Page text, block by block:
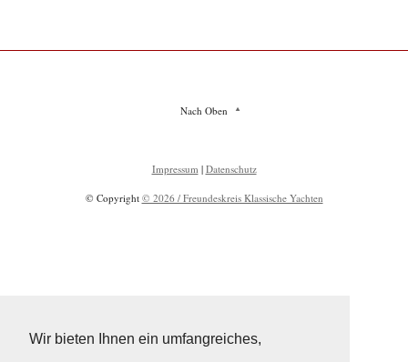
Wir bieten Ihnen ein umfangreiches,
Nach Oben
Impressum | Datenschutz
© Copyright © 2026 / Freundeskreis Klassische Yachten